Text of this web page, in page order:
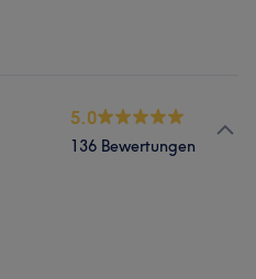
5.0
136 Bewertungen